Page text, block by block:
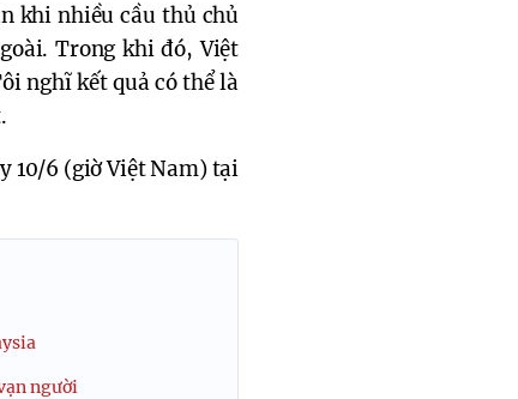
khi nhiều cầu thủ chủ
Trong khi đó, Việt
nghĩ kết quả có thể là
10/6 (giờ Việt Nam) tại
người